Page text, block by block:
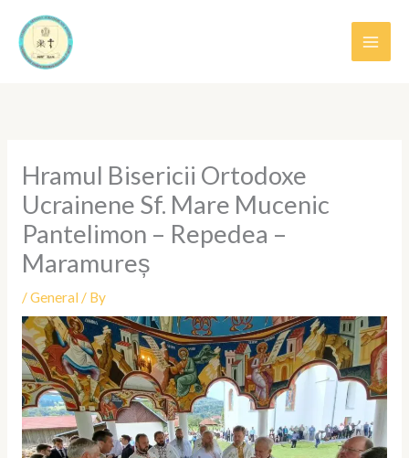
content
Hramul Bisericii Ortodoxe
Ucrainene Sf. Mare Mucenic
Pantelimon – Repedea –
Maramureș
/General / By